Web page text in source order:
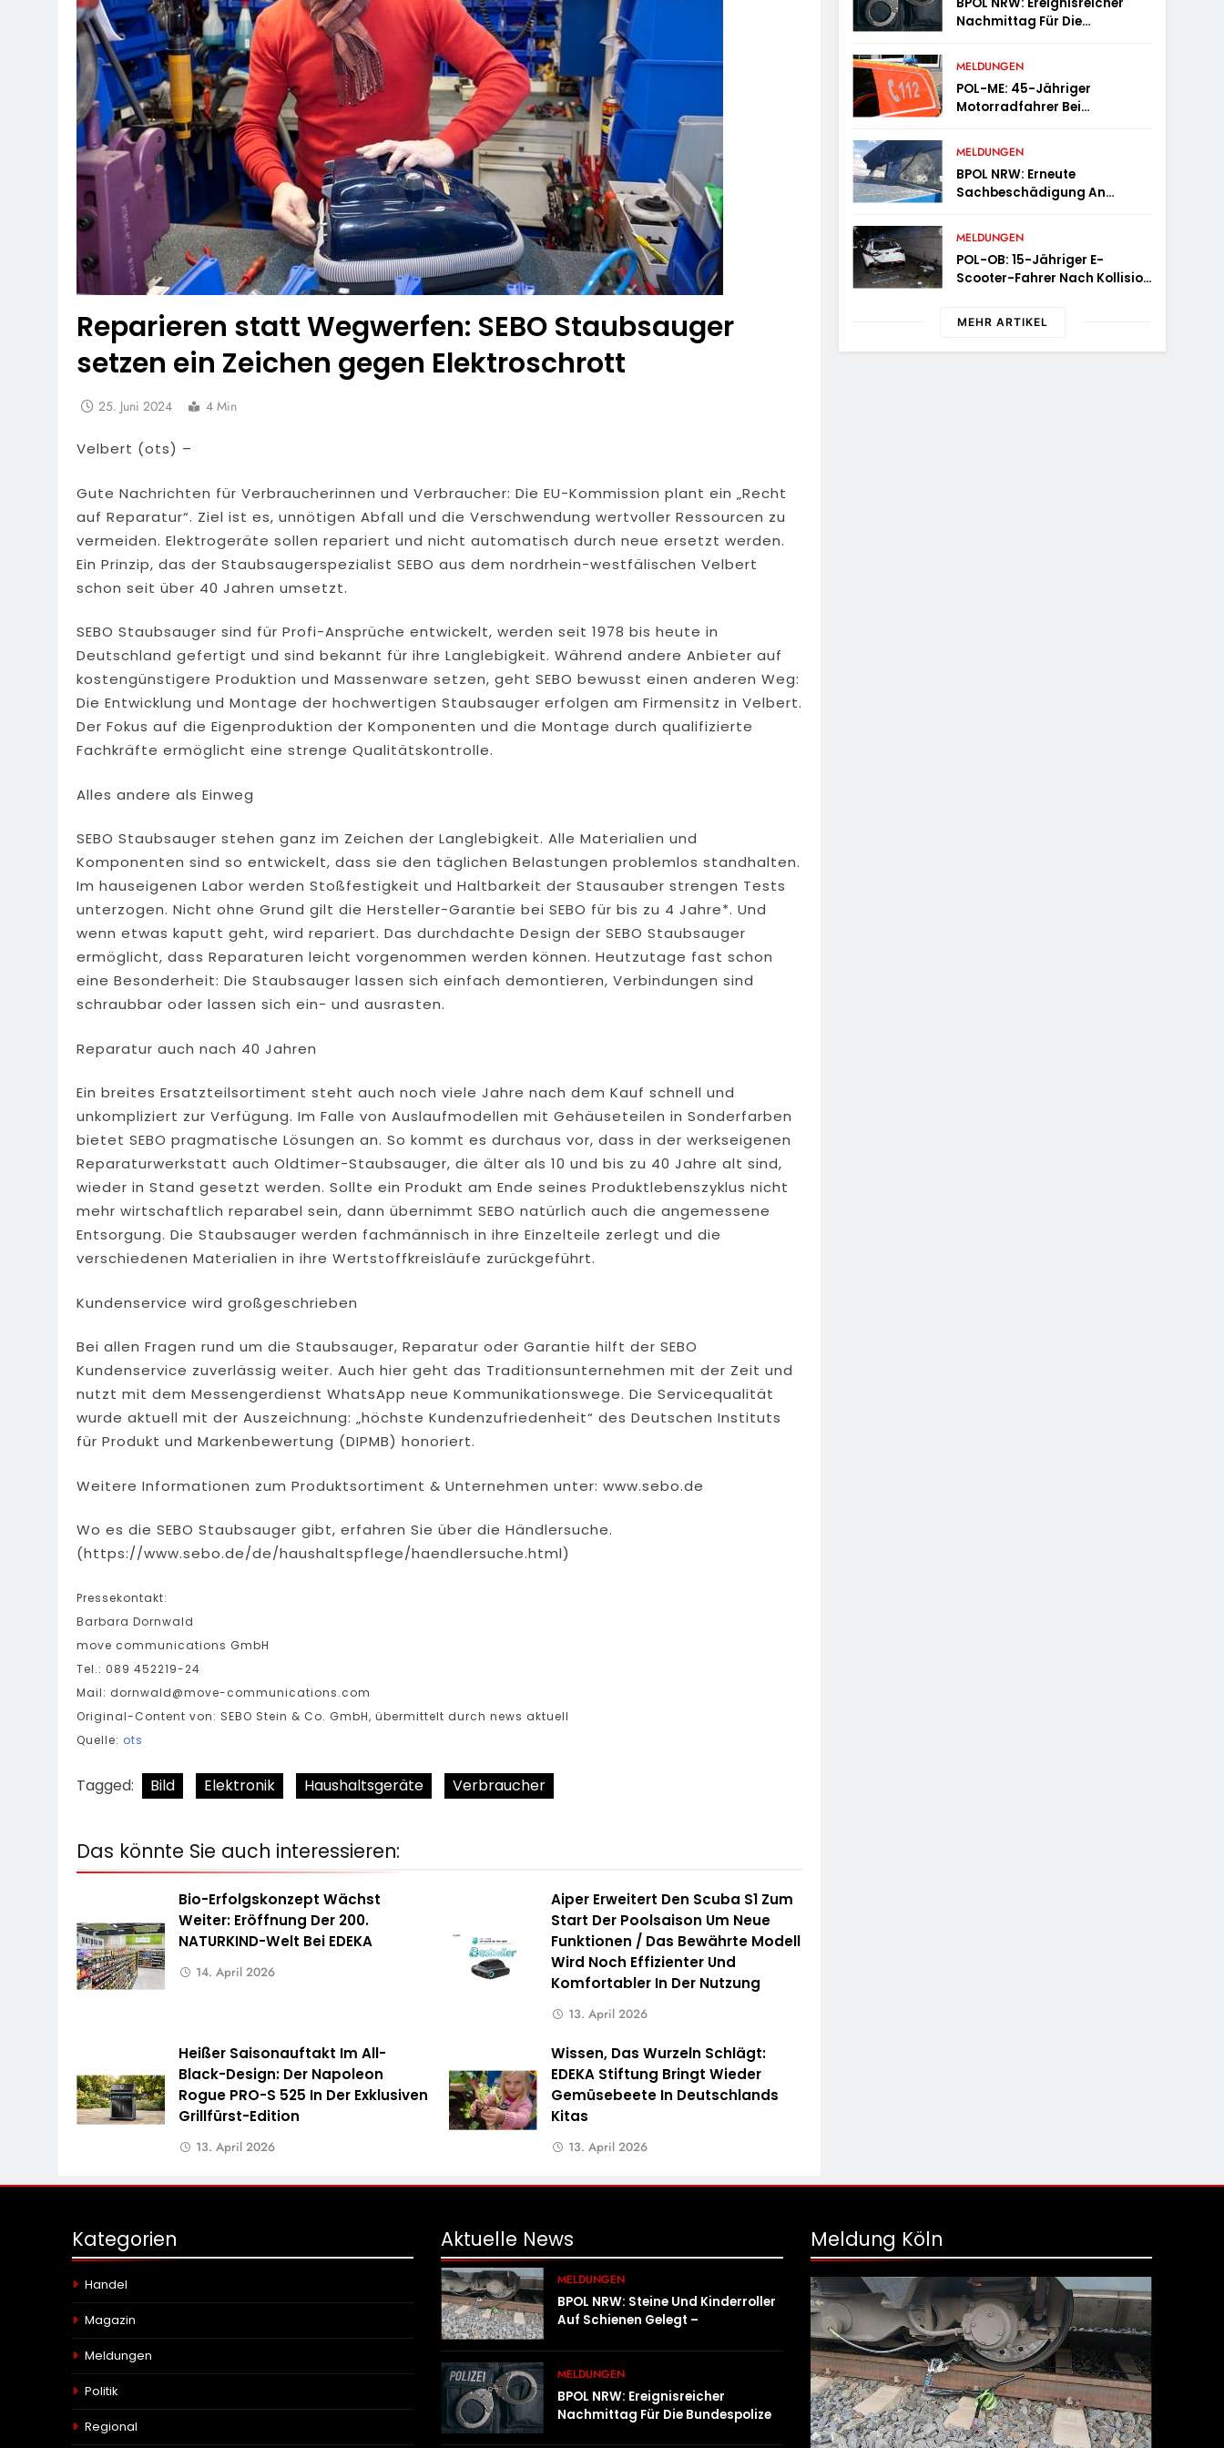
Reparieren statt Wegwerfen: SEBO Staubsauger
setzen ein Zeichen gegen Elektroschrott
25. Juni 2024 4 Min
Velbert (ots) –
Gute Nachrichten für Verbraucherinnen und Verbraucher: Die EU-Kommission plant ein „Recht
auf Reparatur“. Ziel ist es, unnötigen Abfall und die Verschwendung wertvoller Ressourcen zu
vermeiden. Elektrogeräte sollen repariert und nicht automatisch durch neue ersetzt werden.
Ein Prinzip, das der Staubsaugerspezialist SEBO aus dem nordrhein-westfälischen Velbert
schon seit über 40 Jahren umsetzt.
SEBO Staubsauger sind für Profi-Ansprüche entwickelt, werden seit 1978 bis heute in
Deutschland gefertigt und sind bekannt für ihre Langlebigkeit. Während andere Anbieter auf
kostengünstigere Produktion und Massenware setzen, geht SEBO bewusst einen anderen Weg:
Die Entwicklung und Montage der hochwertigen Staubsauger erfolgen am Firmensitz in Velbert.
Der Fokus auf die Eigenproduktion der Komponenten und die Montage durch qualifizierte
Fachkräfte ermöglicht eine strenge Qualitätskontrolle.
Alles andere als Einweg
SEBO Staubsauger stehen ganz im Zeichen der Langlebigkeit. Alle Materialien und
Komponenten sind so entwickelt, dass sie den täglichen Belastungen problemlos standhalten.
Im hauseigenen Labor werden Stoßfestigkeit und Haltbarkeit der Stausauber strengen Tests
unterzogen. Nicht ohne Grund gilt die Hersteller-Garantie bei SEBO für bis zu 4 Jahre*. Und
wenn etwas kaputt geht, wird repariert. Das durchdachte Design der SEBO Staubsauger
ermöglicht, dass Reparaturen leicht vorgenommen werden können. Heutzutage fast schon
eine Besonderheit: Die Staubsauger lassen sich einfach demontieren, Verbindungen sind
schraubbar oder lassen sich ein- und ausrasten.
Reparatur auch nach 40 Jahren
Ein breites Ersatzteilsortiment steht auch noch viele Jahre nach dem Kauf schnell und
unkompliziert zur Verfügung. Im Falle von Auslaufmodellen mit Gehäuseteilen in Sonderfarben
bietet SEBO pragmatische Lösungen an. So kommt es durchaus vor, dass in der werkseigenen
Reparaturwerkstatt auch Oldtimer-Staubsauger, die älter als 10 und bis zu 40 Jahre alt sind,
wieder in Stand gesetzt werden. Sollte ein Produkt am Ende seines Produktlebenszyklus nicht
mehr wirtschaftlich reparabel sein, dann übernimmt SEBO natürlich auch die angemessene
Entsorgung. Die Staubsauger werden fachmännisch in ihre Einzelteile zerlegt und die
verschiedenen Materialien in ihre Wertstoffkreisläufe zurückgeführt.
Kundenservice wird großgeschrieben
Bei allen Fragen rund um die Staubsauger, Reparatur oder Garantie hilft der SEBO
Kundenservice zuverlässig weiter. Auch hier geht das Traditionsunternehmen mit der Zeit und
nutzt mit dem Messengerdienst WhatsApp neue Kommunikationswege. Die Servicequalität
wurde aktuell mit der Auszeichnung: „höchste Kundenzufriedenheit“ des Deutschen Instituts
für Produkt und Markenbewertung (DIPMB) honoriert.
Weitere Informationen zum Produktsortiment & Unternehmen unter: www.sebo.de
Wo es die SEBO Staubsauger gibt, erfahren Sie über die Händlersuche.
(https://www.sebo.de/de/haushaltspflege/haendlersuche.html)
Pressekontakt:
Barbara Dornwald
move communications GmbH
Tel.: 089 452219-24
Mail: dornwald@move-communications.com
Original-Content von: SEBO Stein & Co. GmbH, übermittelt durch news aktuell
Quelle: ots
Tagged: Bild Elektronik Haushaltsgeräte Verbraucher
Das könnte Sie auch interessieren:
Bio-Erfolgskonzept Wächst
Weiter: Eröffnung Der 200.
NATURKIND-Welt Bei EDEKA
14. April 2026
Aiper Erweitert Den Scuba S1 Zum
Start Der Poolsaison Um Neue
Funktionen / Das Bewährte Modell
Wird Noch Effizienter Und
Komfortabler In Der Nutzung
13. April 2026
Heißer Saisonauftakt Im All-
Black-Design: Der Napoleon
Rogue PRO-S 525 In Der Exklusiven
Grillfürst-Edition
13. April 2026
Wissen, Das Wurzeln Schlägt:
EDEKA Stiftung Bringt Wieder
Gemüsebeete In Deutschlands
Kitas
13. April 2026
Nachmittag Für Die
Weniger Stunden Gleich Zwei
Haftbefehle Vollstreckt
MELDUNGEN
POL-ME: 45-Jähriger
Motorradfahrer Bei
2606078
MELDUNGEN
BPOL NRW: Erneute
Sachbeschädigung An
Sucht Zeugen
MELDUNGEN
POL-OB: 15-Jähriger E-
Scooter-Fahrer Nach Kollision
Schwer Verletzt
MEHR ARTIKEL
Kategorien
Handel
Magazin
Meldungen
Politik
Regional
Aktuelle News
MELDUNGEN
BPOL NRW: Steine Und Kinderroller
Auf Schienen Gelegt –
MELDUNGEN
BPOL NRW: Ereignisreicher
Nachmittag Für Die Bundespolizei
Meldung Köln